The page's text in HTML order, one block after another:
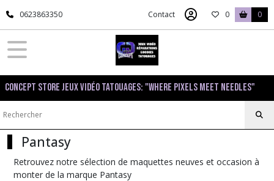
0623863350 Contact 0 0
Concept Store Jeux Vidéo Tatouages: "Where pixels meet needles"
Pantasy
Retrouvez notre sélection de maquettes neuves et occasion à
monter de la marque Pantasy
Fermer
FILTRES
Tous
les
Figurines
articulées
(5)